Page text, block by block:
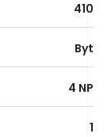
410
4 NP
1
Byt